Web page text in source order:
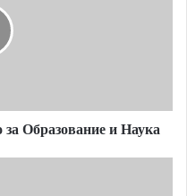
Образование и Наука